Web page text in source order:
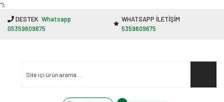
"');
DESTEK Whatsapp
05359609675
WHATSAPP İLETİŞİM
5359609675